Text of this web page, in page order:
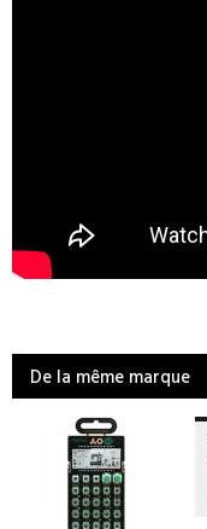
De la même marque